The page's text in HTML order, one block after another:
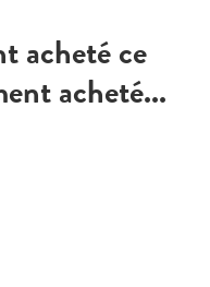
acheté ce
acheté...